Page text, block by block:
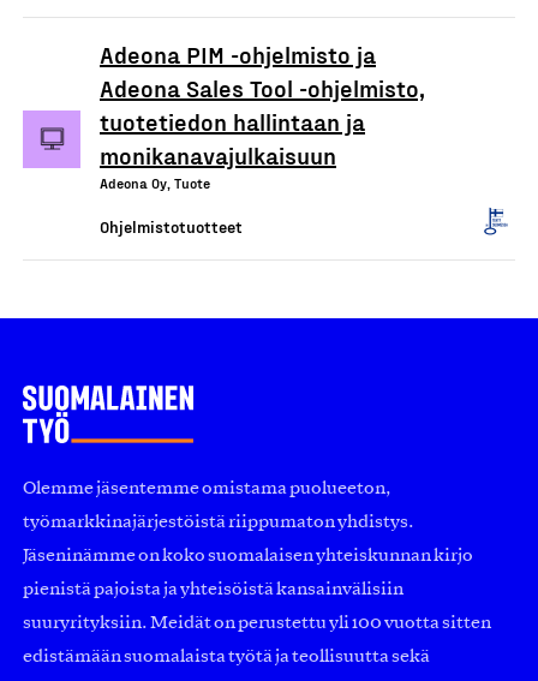
Adeona PIM -ohjelmisto ja
Adeona Sales Tool -ohjelmisto,
tuotetiedon hallintaan ja
monikanavajulkaisuun
Adeona Oy, Tuote
Ohjelmistotuotteet
Olemme jäsentemme omistama puolueeton,
työmarkkinajärjestöistä riippumaton yhdistys.
Jäseninämme on koko suomalaisen yhteiskunnan kirjo
pienistä pajoista ja yhteisöistä kansainvälisiin
suuryrityksiin. Meidät on perustettu yli 100 vuotta sitten
edistämään suomalaista työtä ja teollisuutta sekä